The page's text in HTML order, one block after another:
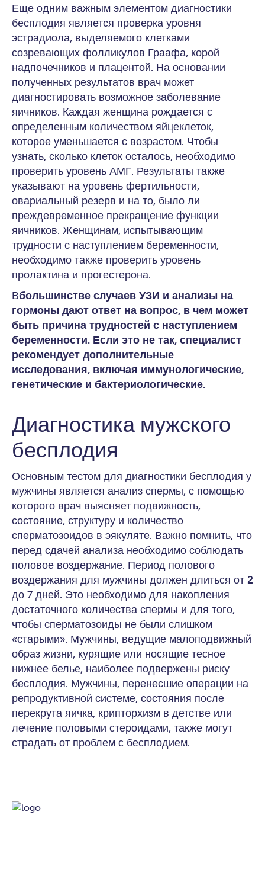
Еще одним важным элементом диагностики
бесплодия является проверка уровня
эстрадиола, выделяемого клетками
созревающих фолликулов Граафа, корой
надпочечников и плацентой. На основании
полученных результатов врач может
диагностировать возможное заболевание
яичников. Каждая женщина рождается с
определенным количеством яйцеклеток,
которое уменьшается с возрастом. Чтобы
узнать, сколько клеток осталось, необходимо
проверить уровень АМГ. Результаты также
указывают на уровень фертильности,
овариальный резерв и на то, было ли
преждевременное прекращение функции
яичников. Женщинам, испытывающим
трудности с наступлением беременности,
необходимо также проверить уровень
пролактина и прогестерона.
Вбольшинстве случаев УЗИ и анализы на
гормоны дают ответ на вопрос, в чем может
быть причина трудностей с наступлением
беременности. Если это не так, специалист
рекомендует дополнительные
исследования, включая иммунологические,
генетические и бактериологические.
Диагностика мужского
бесплодия
Основным тестом для диагностики бесплодия у
мужчины является анализ спермы, с помощью
которого врач выясняет подвижность,
состояние, структуру и количество
сперматозоидов в эякуляте. Важно помнить, что
перед сдачей анализа необходимо соблюдать
половое воздержание. Период полового
воздержания для мужчины должен длиться от 2
до 7 дней. Это необходимо для накопления
достаточного количества спермы и для того,
чтобы сперматозоиды не были слишком
«старыми». Мужчины, ведущие малоподвижный
образ жизни, курящие или носящие тесное
нижнее белье, наиболее подвержены риску
бесплодия. Мужчины, перенесшие операции на
репродуктивной системе, состояния после
перекрута яичка, крипторхизм в детстве или
лечение половыми стероидами, также могут
страдать от проблем с бесплодием.